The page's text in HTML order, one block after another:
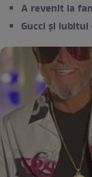
A revenit la
Gucci și